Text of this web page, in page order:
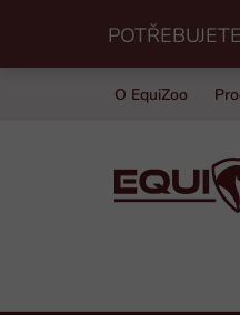
obsah
O EquiZoo